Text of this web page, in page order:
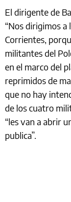
El dirigente de
“Nos dirigimos a
Corrientes,
militantes del
en el marco del
reprimidos de
que no hay
de los cuatro
“les van a abrir
publica”.